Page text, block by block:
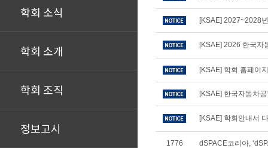
학회 소식
학회 소개
학회 조직
정보고시
[KSAE] 2027~2028
[KSAE] 2026 한국자
[KSAE] 학회 홈페이
[KSAE] 한국자동차
[KSAE] 학회안내서
1776 dSPACE코리아,